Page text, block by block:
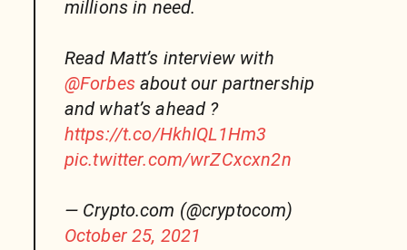
millions in need.
Read Matt’s interview with
@Forbesabout our partnership
and what’s ahead ?
https://t.co/HkhIQL1Hm3
pic.twitter.com/wrZCxcxn2n
— Crypto.com (@cryptocom)
October 25, 2021